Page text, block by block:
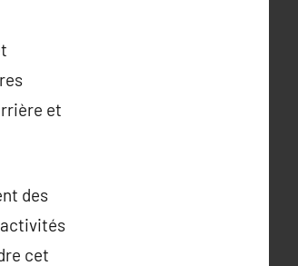
et
des
activités
cet